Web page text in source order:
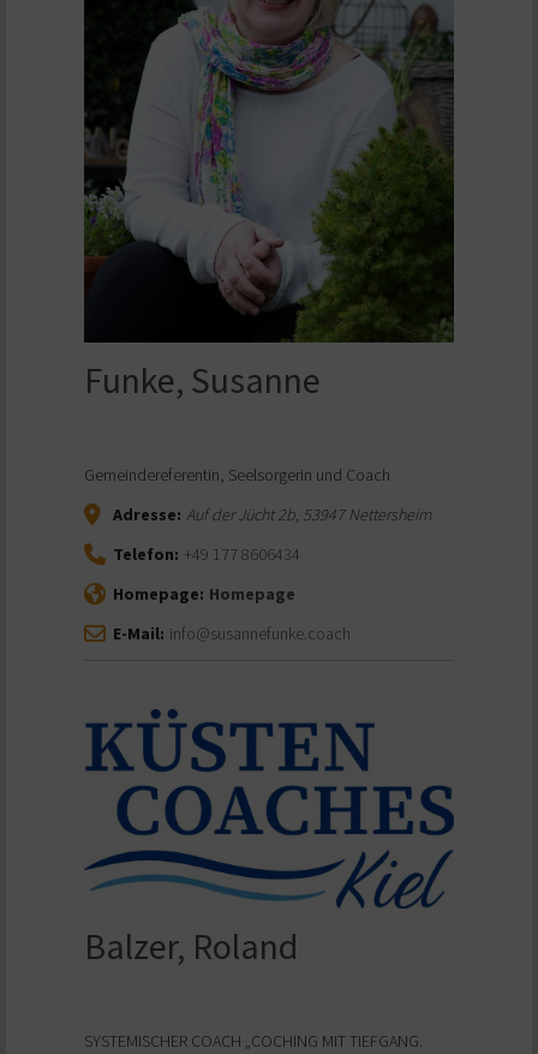
Funke, Susanne
Gemeindereferentin, Seelsorgerin und Coach
Adresse: Auf der Jücht 2b, 53947Nettersheim
Telefon: +49 177 8606434
Homepage: Homepage
E-Mail: info@susannefunke.coach
Balzer, Roland
SYSTEMISCHER COACH „COCHING MIT TIEFGANG.